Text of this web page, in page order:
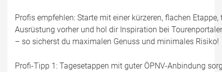
Profis empfehlen: Starte mit einer kürzeren, flachen Etappe,
Ausrüstung vorher und hol dir Inspiration bei
– so sicherst du maximalen Genuss und minimales Risiko!
Profi-Tipp 1: Tagesetappen mit guter ÖPNV-Anbindung